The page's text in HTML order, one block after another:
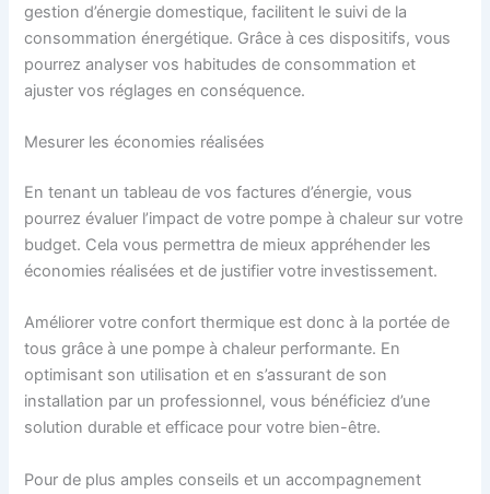
gestion d’énergie domestique, facilitent le suivi de la
consommation énergétique. Grâce à ces dispositifs, vous
pourrez analyser vos habitudes de consommation et
ajuster vos réglages en conséquence.
Mesurer les économies réalisées
En tenant un tableau de vos factures d’énergie, vous
pourrez évaluer l’impact de votre pompe à chaleur sur votre
budget. Cela vous permettra de mieux appréhender les
économies réalisées et de justifier votre investissement.
Améliorer votre confort thermique est donc à la portée de
tous grâce à une pompe à chaleur performante. En
optimisant son utilisation et en s’assurant de son
installation par un professionnel, vous bénéficiez d’une
solution durable et efficace pour votre bien-être.
Pour de plus amples conseils et un accompagnement